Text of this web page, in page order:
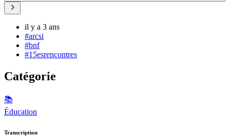
il y a 3 ans
#arcsi
#bnf
#15esrencontres
Catégorie
📚
Éducation
Transcription